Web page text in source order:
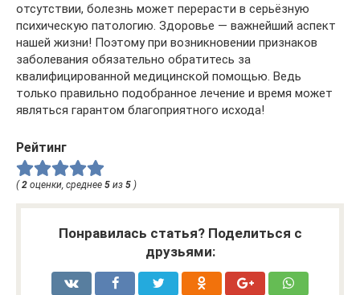
отсутствии, болезнь может перерасти в серьёзную
психическую патологию. Здоровье — важнейший аспект
нашей жизни! Поэтому при возникновении признаков
заболевания обязательно обратитесь за
квалифицированной медицинской помощью. Ведь
только правильно подобранное лечение и время может
являться гарантом благоприятного исхода!
Рейтинг
( 2 оценки, среднее 5 из 5 )
Понравилась статья? Поделиться с
друзьями: